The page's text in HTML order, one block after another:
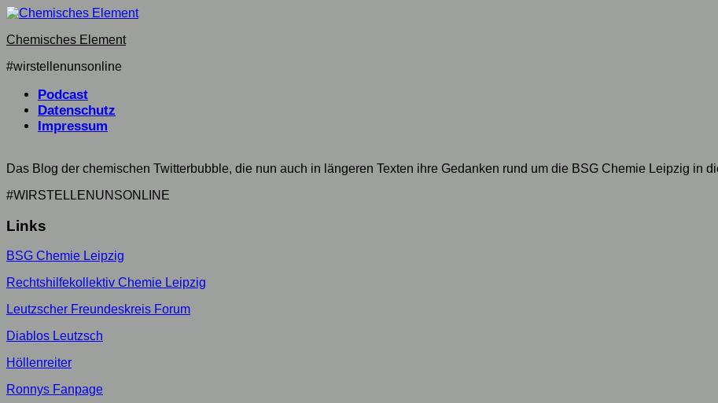
Skip
content
Chemisches Element
#wirstellenunsonline
Podcast
Datenschutz
Impressum
Das Blog der chemischen Twitterbubble, die nun auch in längeren Texten ihre Gedanken rund um die BSG Chemie Leipzig in
#WIRSTELLENUNSONLINE
Links
BSG Chemie Leipzig
Rechtshilfekollektiv Chemie Leipzig
Leutzscher Freundeskreis Forum
Diablos Leutzsch
Höllenreiter
Ronnys Fanpage